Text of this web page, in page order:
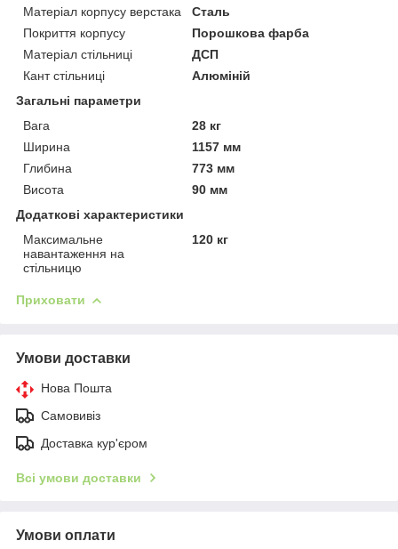
Матеріал корпусу верстака
Сталь
Покриття корпусу
Порошкова фарба
Матеріал стільниці
ДСП
Кант стільниці
Алюміній
Загальні параметри
Вага
28 кг
Ширина
1157 мм
Глибина
773 мм
Висота
90 мм
Додаткові характеристики
Максимальне
навантаження на
стільницю
120 кг
Приховати
Умови доставки
Нова Пошта
Самовивіз
Доставка кур'єром
Всі умови доставки
Умови оплати